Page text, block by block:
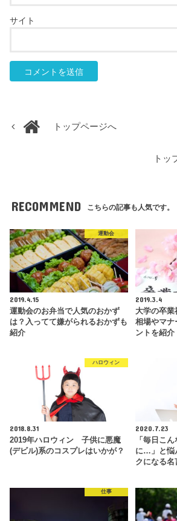
サイト
トップページへ
トッ
RECOMMEND こちらの記事も人気です。
運動会
2019.4.15
運動会のお弁当で人気のおかず
は？入ってて嫌がられるおかずも
紹介
2019.3.4
大学の卒
相場やマナ
ントを紹介
ハロウィン
2018.8.31
2019年ハロウィン 子供に悪魔
(デビル)系のコスプレはいかが？
2020.7.23
「毎日こ
に…」と悩
クになる
仕事